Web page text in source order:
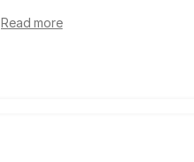
Read more